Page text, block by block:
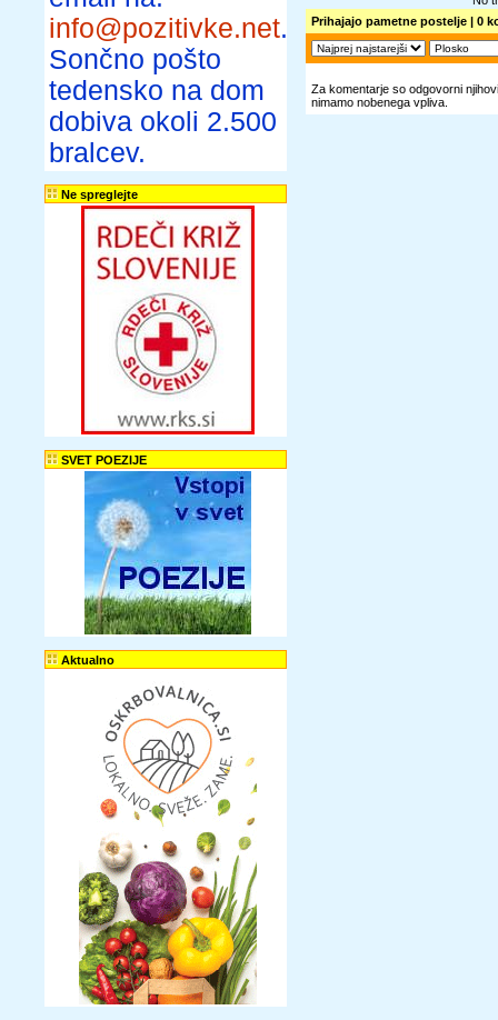
info@pozitivke.net.
Sončno pošto
tedensko na dom
dobiva okoli 2.500
bralcev.
Ne spreglejte
SVET POEZIJE
Aktualno
Prihajajo pametne postelje | 0
Za komentarje so odgovorni
nimamo nobenega vpliva.